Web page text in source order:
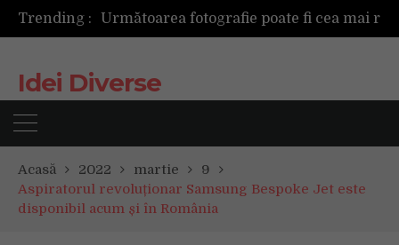
Trending :
Mașinile de spălat și uscătoarele bazate pe inteligență artificială îți cunosc hainele mai bine decât tine
Idei Diverse
Acasă 2022 martie
9
Aspiratorul revoluționar Samsung Bespoke Jet este
disponibil acum și în România